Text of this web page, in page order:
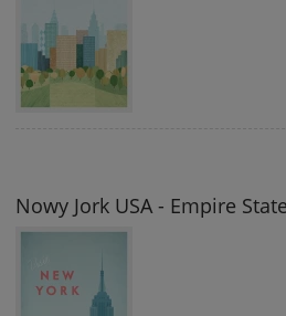
Nowy Jork USA - Empire